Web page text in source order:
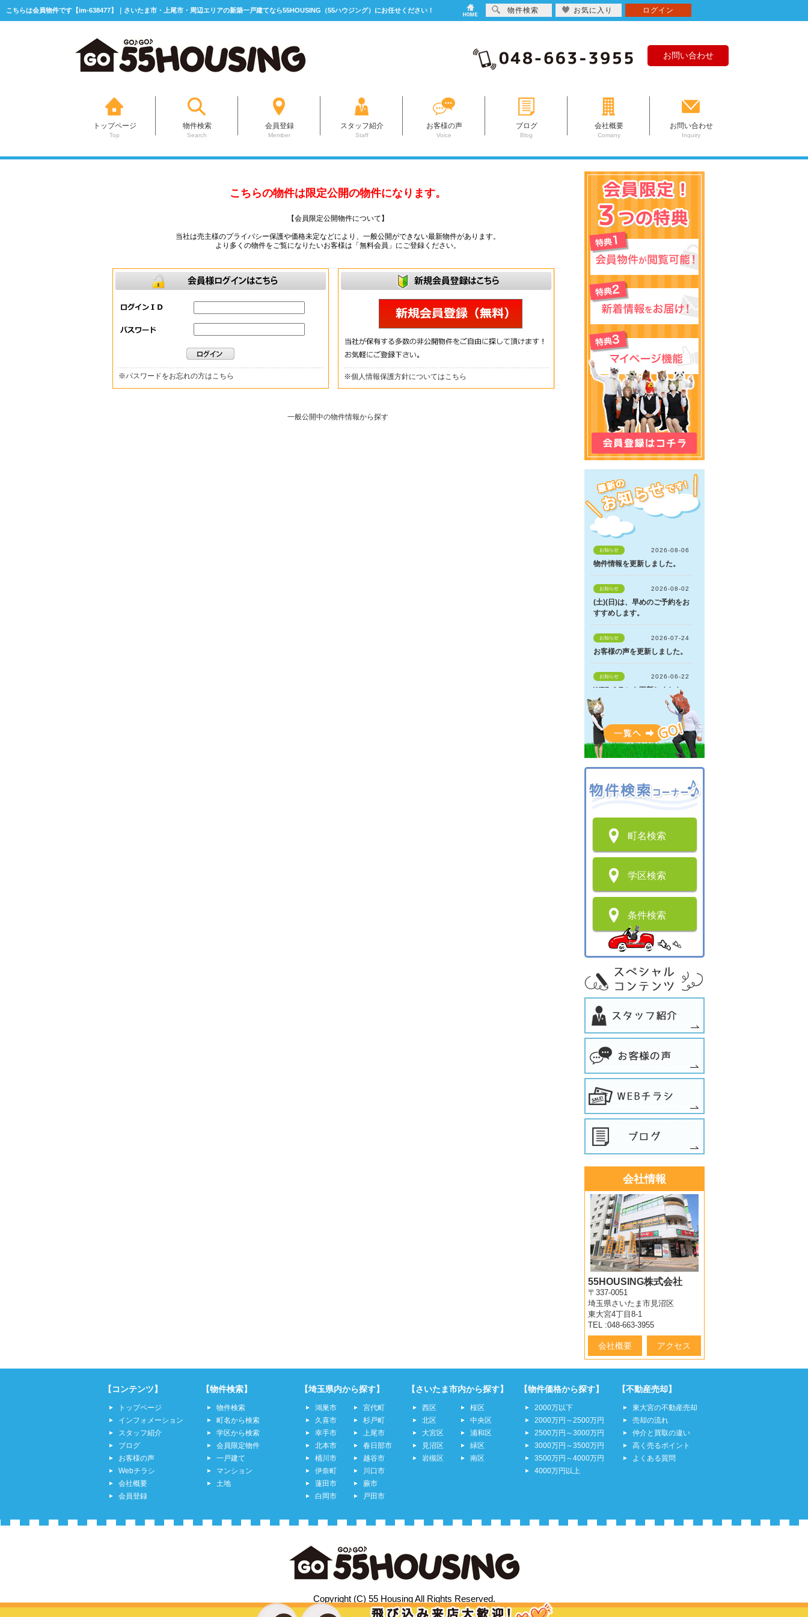
こちらは会員物件です【im-638477】｜さいたま市・上尾市・周辺エリアの新築一戸建てなら55HOUSING（55ハウジング）にお任せください！
お問い合わせ
トップページ
Top
物件検索
Search
会員登録
Member
スタッフ紹介
Staff
お客様の声
Voice
ブログ
Blog
会社概要
Comany
お問い合わせ
Inquiry
こちらの物件は限定公開の物件になります。
【会員限定公開物件について】
当社は売主様のプライバシー保護や価格未定などにより、一般公開ができない最新物件があります。
より多くの物件をご覧になりたいお客様は「無料会員」にご登録ください。
※パスワードをお忘れの方はこちら ※個人情報保護方針についてはこちら
一般公開中の物件情報から探す
町名検索
学区検索
条件検索
会社情報
55HOUSING株式会社
〒337-0051
埼玉県さいたま市見沼区
東大宮4丁目8-1
TEL :048-663-3955
会社概要 アクセス
【コンテンツ】
トップページ
インフォメーション
スタッフ紹介
ブログ
お客様の声
Webチラシ
会社概要
会員登録
【物件検索】
物件検索
町名から検索
学区から検索
会員限定物件
一戸建て
マンション
土地
【埼玉県内から探す】
鴻巣市
久喜市
幸手市
北本市
桶川市
伊奈町
蓮田市
白岡市
宮代町
杉戸町
上尾市
春日部市
越谷市
川口市
蕨市
戸田市
【さいたま市内から探す】
西区
北区
大宮区
見沼区
岩槻区
桜区
中央区
浦和区
緑区
南区
【物件価格から探す】
2000万以下
2000万円～2500万円
2500万円～3000万円
3000万円～3500万円
3500万円～4000万円
4000万円以上
【不動産売却】
東大宮の不動産売却
売却の流れ
仲介と買取の違い
高く売るポイント
よくある質問
Copyright (C) 55 Housing All Rights Reserved.
物件検索 お気に入り ログイン